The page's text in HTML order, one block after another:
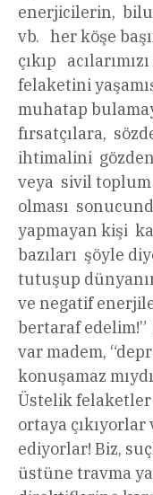
enerjicilerin,
vb. her köşe
çıkıp
felaketini
muhatap
fırsatçılara,
ihtimalini
veya sivil
olması
yapmayan kişi
bazıları şöyle
tutuşup
ve negatif
bertaraf edelim!”
var madem,
konuşamaz
Üstelik felaketler
ortaya
ediyorlar! Biz,
üstüne travma